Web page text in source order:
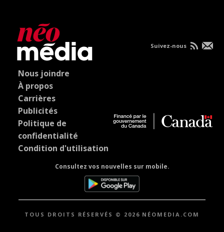
Nous joindre
À propos
Carrières
Publicités
Politique de
confidentialité
Condition d'utilisation
Consultez vos nouvelles sur mobile.
Suivez-nous
TOUS DROITS RÉSERVÉS © 2026 NÉOMEDIA.COM